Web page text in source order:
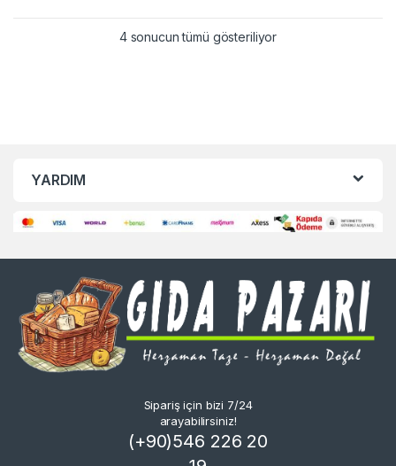
4 sonucun tümü gösteriliyor
YARDIM
Sipariş için bizi 7/24
arayabilirsiniz!
(+90)546 226 20